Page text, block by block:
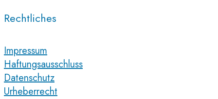
Rechtliches
Impressum
Haftungsausschluss
Datenschutz
Urheberrecht